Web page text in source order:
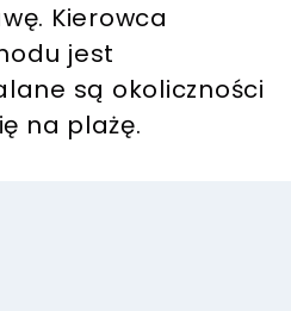
Kierowca
jest
są okoliczności
na plażę.